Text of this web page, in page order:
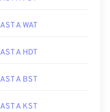
AST A WAT
AST A HDT
AST A BST
AST A KST